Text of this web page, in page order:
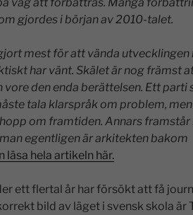
gjordes i början av2010-talet.
mest för att vända
har vänt. Skälet är nog främst
vore den enda berättelsen. Ett parti
tala klarspråk om problem,
om framtiden. Annars framstår
egentligen är arkitekten bakom
läsa hela artikeln här.
ett flertal år har försökt att få
bild av läget i svensk skola är